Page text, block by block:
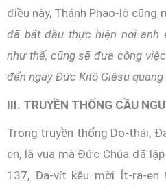
điều này, Thánh Phao-lô cũng
đã bắt đầu thực hiện nơi anh
như thế, cũng sẽ đưa công
đến ngày Đức Kitô Giêsu quang
III. TRUYỀN THỐNG CẦU
Trong truyền thống Do-thái,
en, là vua mà Đức Chúa đã
137, Đa-vít kêu mời Ít-ra-